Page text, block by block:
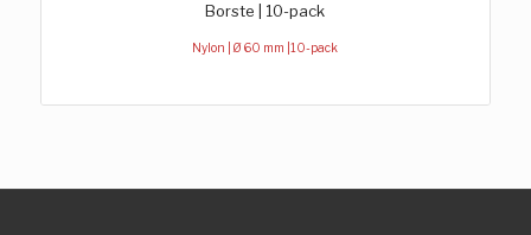
Borste | 10-pack
Nylon | Ø 60 mm |10-pack